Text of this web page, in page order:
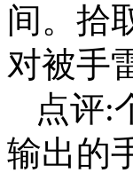
间。拾
对被手
点评:
输出的